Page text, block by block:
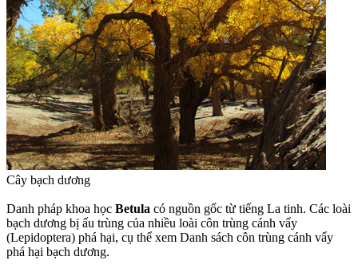
Cây bạch dương
Danh pháp khoa học Betula có nguồn gốc từ tiếng La tinh. Các loài
bạch dương bị ấu trùng của nhiều loài côn trùng cánh vẩy
(Lepidoptera) phá hại, cụ thể xem Danh sách côn trùng cánh vẩy
phá hại bạch dương.